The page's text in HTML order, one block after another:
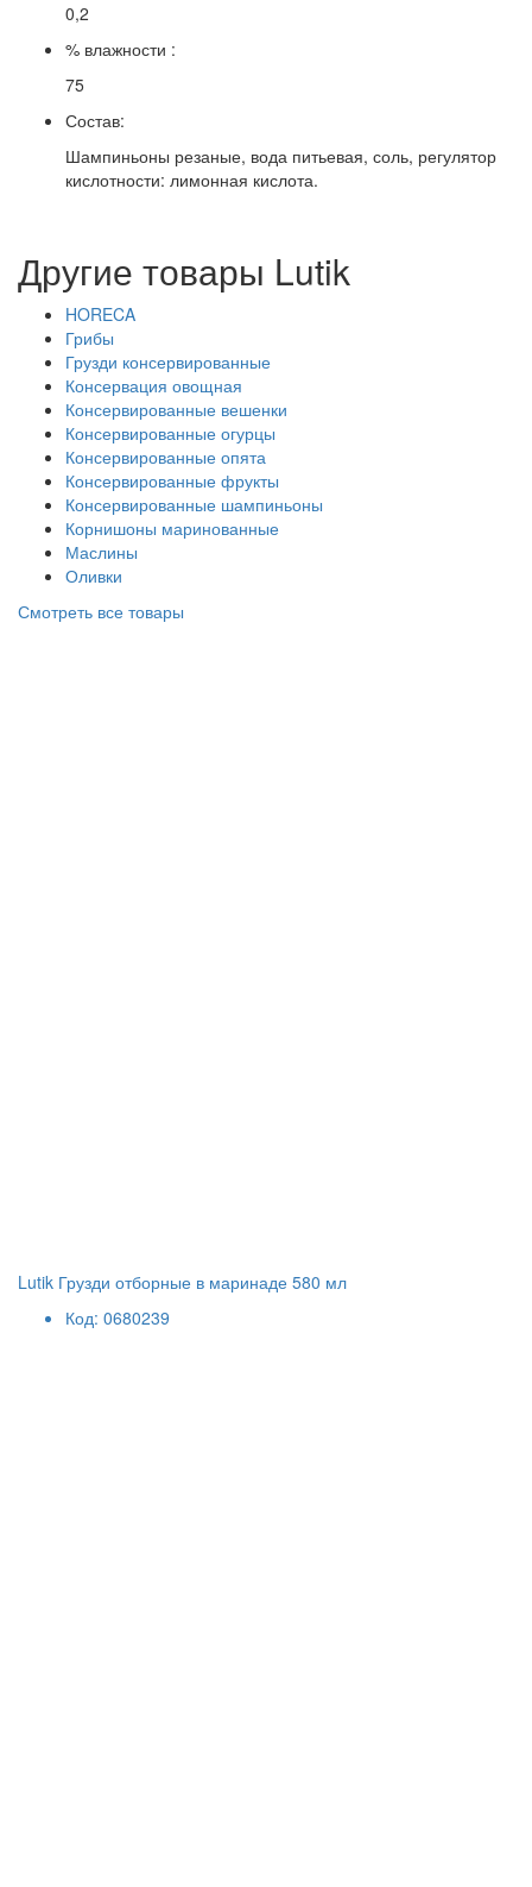
0,2
% влажности :
75
Состав:
Шампиньоны резаные, вода питьевая, соль, регулятор
кислотности: лимонная кислота.
Другие товары Lutik
HORECA
Грибы
Грузди консервированные
Консервация овощная
Консервированные вешенки
Консервированные огурцы
Консервированные опята
Консервированные фрукты
Консервированные шампиньоны
Корнишоны маринованные
Маслины
Оливки
Смотреть все товары
Lutik Грузди отборные в маринаде 580 мл
Код: 0680239